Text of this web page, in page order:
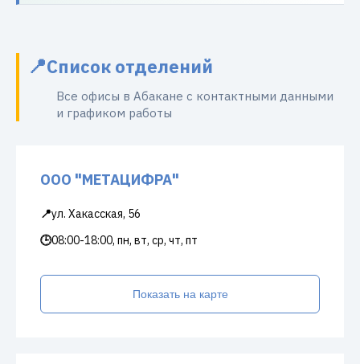
Список отделений
Все офисы в Абакане с контактными данными
и графиком работы
ООО "МЕТАЦИФРА"
📍ул. Хакасская, 56
🕒08:00-18:00, пн, вт, ср, чт, пт
Показать на карте